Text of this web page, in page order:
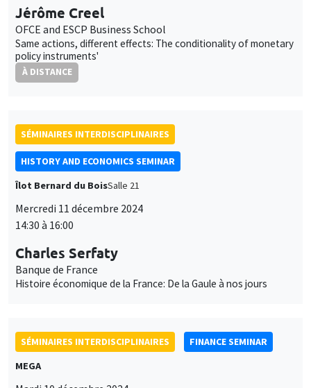
Jérôme Creel
OFCE and ESCP Business School
Same actions, different effects: The conditionality of monetary
policy instruments'
À DISTANCE
SÉMINAIRES INTERDISCIPLINAIRES
HISTORY AND ECONOMICS SEMINAR
Îlot Bernard du BoisSalle 21
Mercredi 11 décembre 2024
14:30 à 16:00
Charles Serfaty
Banque de France
Histoire économique de la France: De la Gaule à nos jours
SÉMINAIRES INTERDISCIPLINAIRES
FINANCE SEMINAR
MEGA